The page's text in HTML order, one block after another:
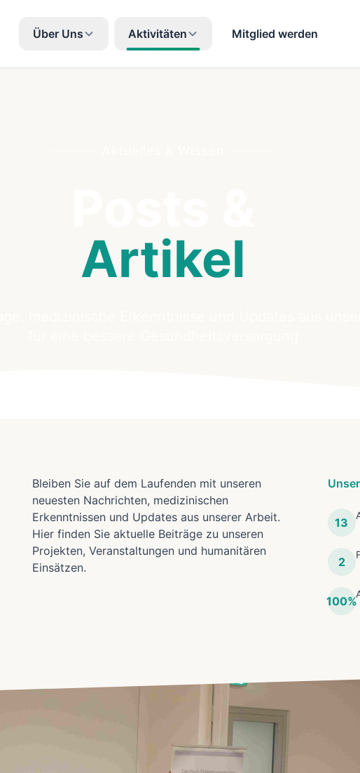
Über Uns Aktivitäten Mitglied werden
Artikel
Bleiben Sie auf dem Laufenden mit unseren
neuesten Nachrichten, medizinischen
Erkenntnissen und Updates aus unserer Arbeit.
Hier finden Sie aktuelle Beiträge zu unseren
Projekten, Veranstaltungen und humanitären
Einsätzen.
13
2
100%